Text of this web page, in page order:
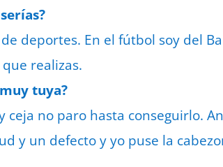
deportes. En el fútbol soy del
realizas.
tuya?
ceja no paro hasta conseguirlo.
y un defecto y yo puse la